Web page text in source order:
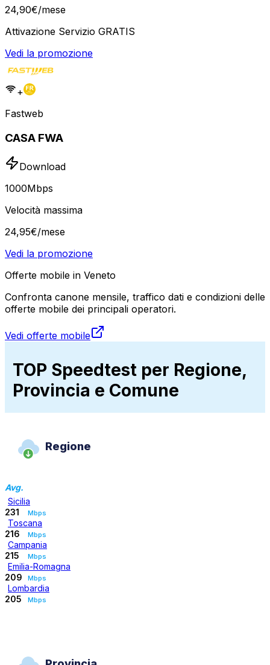
24,90€/mese
Attivazione Servizio GRATIS
Vedi la promozione
+
Fastweb
CASA FWA
Download
1000Mbps
Velocità massima
24,95€/mese
Vedi la promozione
Offerte mobile in Veneto
Confronta canone mensile, traffico dati e condizioni delle
offerte mobile dei principali operatori.
Vedi offerte mobile
TOP Speedtest per Regione,
Provincia e Comune
Regione
Avg.
Sicilia
231
Mbps
Toscana
216
Mbps
Campania
215
Mbps
Emilia-Romagna
209
Mbps
Lombardia
205
Mbps